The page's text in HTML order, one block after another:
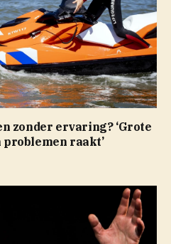
zonder ervaring? ‘Grote
raakt’